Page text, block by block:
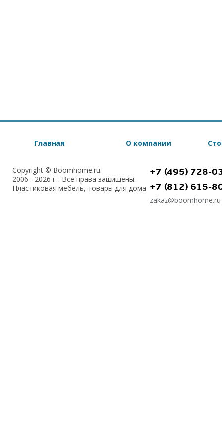
Главная О компании
Copyright © Boomhome.ru.
2006 - 2026 гг. Все права защищены.
Пластиковая мебель, товары для дома
+7 (495) 728-
+7 (812) 615-
zakaz@boomhome.ru